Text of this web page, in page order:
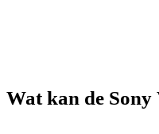
Wat kan de